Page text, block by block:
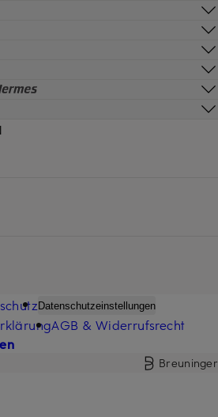
Datenschutzeinstellungen
AGB & Widerrufsrecht
Breuninger